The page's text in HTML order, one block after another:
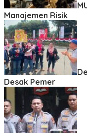
Manajemen Risik
Desak Pemer